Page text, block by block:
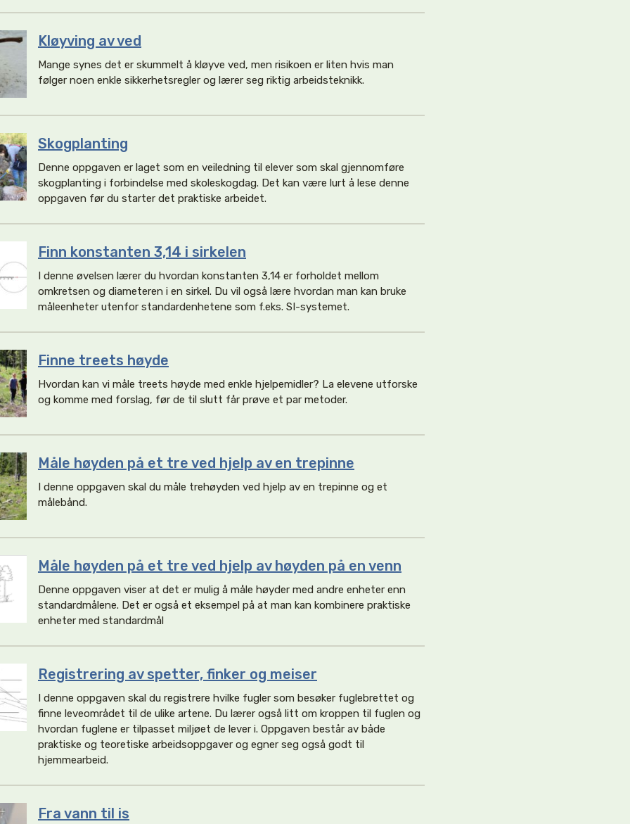
Kløyving av ved
Mange synes det er skummelt å kløyve ved, men risikoen er liten hvis man
følger noen enkle sikkerhetsregler og lærer seg riktig arbeidsteknikk.
Skogplanting
Denne oppgaven er laget som en veiledning til elever som skal gjennomføre
skogplanting i forbindelse med skoleskogdag. Det kan være lurt å lese denne
oppgaven før du starter det praktiske arbeidet.
Finn konstanten 3,14 i sirkelen
I denne øvelsen lærer du hvordan konstanten 3,14 er forholdet mellom
omkretsen og diameteren i en sirkel. Du vil også lære hvordan man kan bruke
måleenheter utenfor standardenhetene som f.eks. SI-systemet.
Finne treets høyde
Hvordan kan vi måle treets høyde med enkle hjelpemidler? La elevene utforske
og komme med forslag, før de til slutt får prøve et par metoder.
Måle høyden på et tre ved hjelp av en trepinne
I denne oppgaven skal du måle trehøyden ved hjelp av en trepinne og et
målebånd.
Måle høyden på et tre ved hjelp av høyden på en venn
Denne oppgaven viser at det er mulig å måle høyder med andre enheter enn
standardmålene. Det er også et eksempel på at man kan kombinere praktiske
enheter med standardmål
Registrering av spetter, finker og meiser
I denne oppgaven skal du registrere hvilke fugler som besøker fuglebrettet og
finne leveområdet til de ulike artene. Du lærer også litt om kroppen til fuglen og
hvordan fuglene er tilpasset miljøet de lever i. Oppgaven består av både
praktiske og teoretiske arbeidsoppgaver og egner seg også godt til
hjemmearbeid.
Fra vann til is